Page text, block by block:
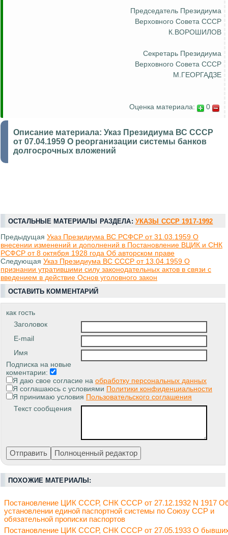
Председатель Президиума
Верховного Совета СССР
К.ВОРОШИЛОВ
Секретарь Президиума
Верховного Совета СССР
М.ГЕОРГАДЗЕ
Оценка материала: 0
Описание материала: Указ Президиума ВС СССР
от 07.04.1959 О реорганизации системы банков
долгосрочных вложений
ОСТАЛЬНЫЕ МАТЕРИАЛЫ РАЗДЕЛА: УКАЗЫ СССР 1917-1992
Предыдущая Указ Президиума ВС РСФСР от 31.03.1959 О
внесении изменений и дополнений в Постановление ВЦИК и СНК
РСФСР от 8 октября 1928 года Об авторском праве
Следующая Указ Президиума ВС СССР от 13.04.1959 О
признании утратившими силу законодательных актов в связи с
введением в действие Основ уголовного закон
ОСТАВИТЬ КОММЕНТАРИЙ
как гость
Заголовок
E-mail
Имя
Подписка на новые
коментарии:
Я даю свое согласие на обработку персональных данных
Я соглашаюсь с условиями Политики конфиденциальности
Я принимаю условия Пользовательского соглашения
Текст сообщения
ПОХОЖИЕ МАТЕРИАЛЫ:
Постановление ЦИК СССР, СНК СССР от 27.12.1932 N 1917
установлении единой паспортной системы по Союзу ССР и
обязательной прописки паспортов
Постановление ЦИК СССР, СНК СССР от 27.05.1933 О